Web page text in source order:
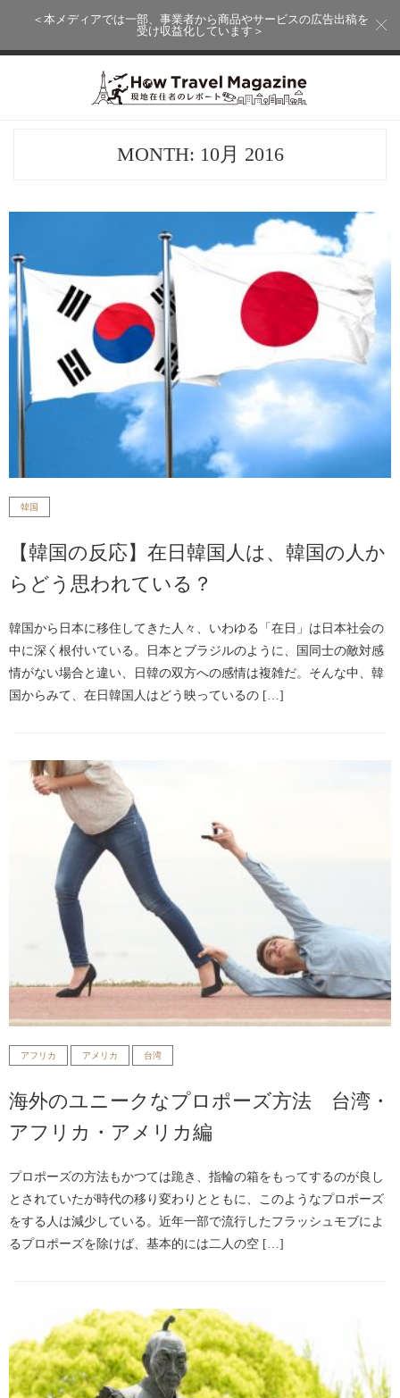
＜本メディアでは一部、事業者から商品やサービスの広告出稿を
受け収益化しています＞
MONTH: 10月 2016
韓国
【韓国の反応】在日韓国人は、韓国の人か
らどう思われている？
韓国から日本に移住してきた人々、いわゆる「在日」は日本社会の
中に深く根付いている。日本とブラジルのように、国同士の敵対感
情がない場合と違い、日韓の双方への感情は複雑だ。そんな中、韓
国からみて、在日韓国人はどう映っているの […]
アフリカ アメリカ 台湾
海外のユニークなプロポーズ方法 台湾・
アフリカ・アメリカ編
プロポーズの方法もかつては跪き、指輪の箱をもってするのが良し
とされていたが時代の移り変わりとともに、このようなプロポーズ
をする人は減少している。近年一部で流行したフラッシュモブによ
るプロポーズを除けば、基本的には二人の空 […]